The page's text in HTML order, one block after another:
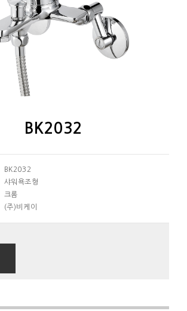
BK2032
BK2032
샤워욕조형
크롬
(주)비케이